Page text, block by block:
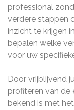
professional
verdere stappen
inzicht te krijgen
bepalen welke
voor uw
Door vrijblijvend
profiteren van de
bekend is met